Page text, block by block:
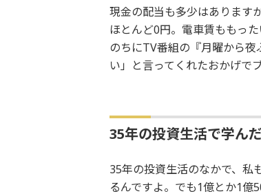
現金の配当も多少はあります
ほとんど0円。電車賃ももっ
のちにTV番組の『月曜から
い」と言ってくれたおかげで
35年の投資生活で学ん
35年の投資生活のなかで、私
るんですよ。でも1億とか1億